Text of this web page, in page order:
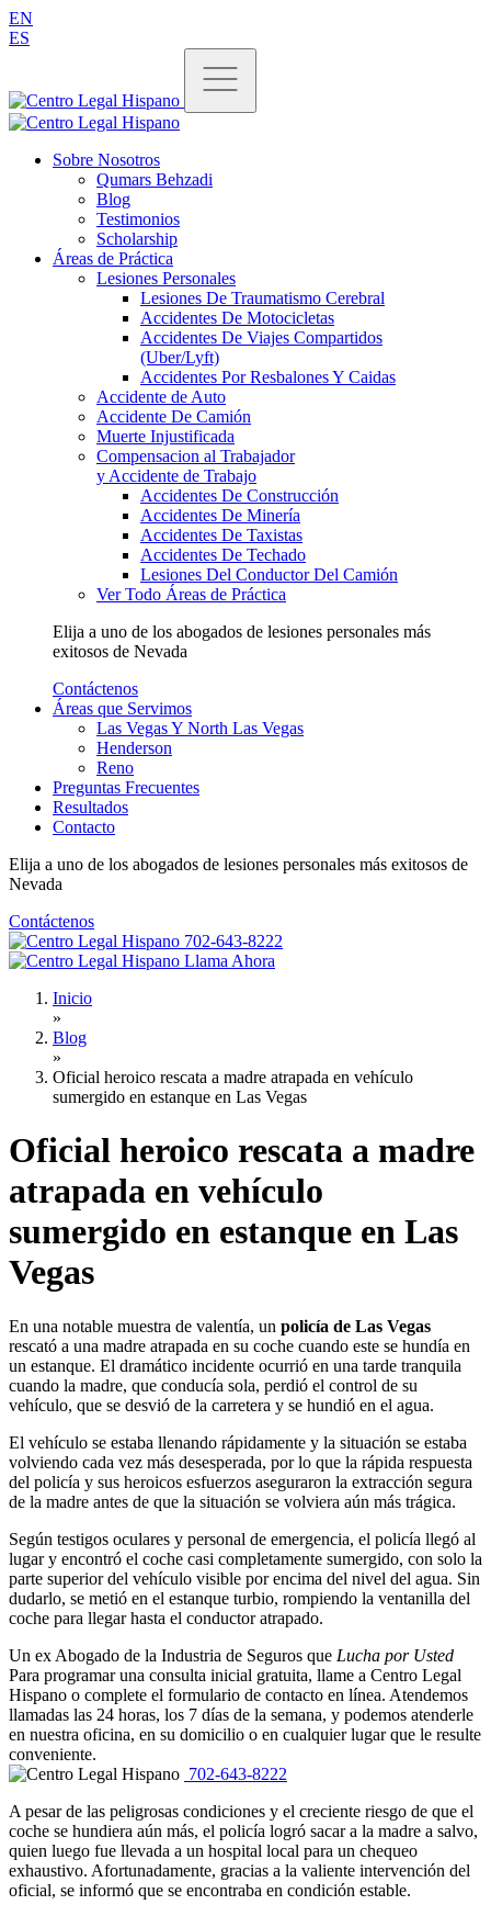
EN
ES
Sobre Nosotros
Qumars Behzadi
Blog
Testimonios
Scholarship
Áreas de Práctica
Lesiones Personales
Lesiones De Traumatismo Cerebral
Accidentes De Motocicletas
Accidentes De Viajes Compartidos
(Uber/Lyft)
Accidentes Por Resbalones Y Caidas
Accidente de Auto
Accidente De Camión
Muerte Injustificada
Compensacion al Trabajador
y Accidente de Trabajo
Accidentes De Construcción
Accidentes De Minería
Accidentes De Taxistas
Accidentes De Techado
Lesiones Del Conductor Del Camión
Ver Todo Áreas de Práctica
Elija a uno de los abogados de lesiones personales más
exitosos de Nevada
Contáctenos
Áreas que Servimos
Las Vegas Y North Las Vegas
Henderson
Reno
Preguntas Frecuentes
Resultados
Contacto
Elija a uno de los abogados de lesiones personales más exitosos de
Nevada
Contáctenos
702-643-8222
Llama Ahora
Inicio
»
Blog
»
Oficial heroico rescata a madre atrapada en vehículo
sumergido en estanque en Las Vegas
Oficial heroico rescata a madre
atrapada en vehículo
sumergido en estanque en Las
Vegas
En una notable muestra de valentía, un policía de Las Vegas
rescató a una madre atrapada en su coche cuando este se hundía en
un estanque. El dramático incidente ocurrió en una tarde tranquila
cuando la madre, que conducía sola, perdió el control de su
vehículo, que se desvió de la carretera y se hundió en el agua.
El vehículo se estaba llenando rápidamente y la situación se estaba
volviendo cada vez más desesperada, por lo que la rápida respuesta
del policía y sus heroicos esfuerzos aseguraron la extracción segura
de la madre antes de que la situación se volviera aún más trágica.
Según testigos oculares y personal de emergencia, el policía llegó al
lugar y encontró el coche casi completamente sumergido, con solo la
parte superior del vehículo visible por encima del nivel del agua. Sin
dudarlo, se metió en el estanque turbio, rompiendo la ventanilla del
coche para llegar hasta el conductor atrapado.
Un ex Abogado de la Industria de Seguros que Lucha por Usted
Para programar una consulta inicial gratuita, llame a Centro Legal
Hispano o complete el formulario de contacto en línea. Atendemos
llamadas las 24 horas, los 7 días de la semana, y podemos atenderle
en nuestra oficina, en su domicilio o en cualquier lugar que le resulte
conveniente.
702-643-8222
A pesar de las peligrosas condiciones y el creciente riesgo de que el
coche se hundiera aún más, el policía logró sacar a la madre a salvo,
quien luego fue llevada a un hospital local para un chequeo
exhaustivo. Afortunadamente, gracias a la valiente intervención del
oficial, se informó que se encontraba en condición estable.